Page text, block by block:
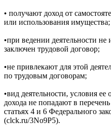
• получают доход от
или использования имущества;
•при ведении деятельности
заключен трудовой договор;
•не привлекают для этой
по трудовым договорам;
•вид деятельности, условия
дохода не попадают в
статьях 4 и 6 Федерального
(clck.ru/3No9P5).